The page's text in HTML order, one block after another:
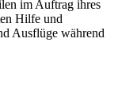
im Auftrag ihres
Hilfe und
Ausflüge während